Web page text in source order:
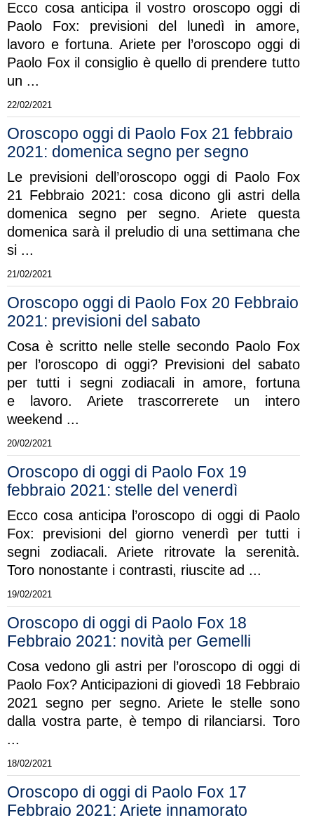
Ecco cosa anticipa il vostro oroscopo oggi di
Paolo Fox: previsioni del lunedì in amore,
lavoro e fortuna. Ariete per l’oroscopo oggi di
Paolo Fox il consiglio è quello di prendere tutto
un ...
22/02/2021
Oroscopo oggi di Paolo Fox 21 febbraio
2021: domenica segno per segno
Le previsioni dell’oroscopo oggi di Paolo Fox
21 Febbraio 2021: cosa dicono gli astri della
domenica segno per segno. Ariete questa
domenica sarà il preludio di una settimana che
si ...
21/02/2021
Oroscopo oggi di Paolo Fox 20 Febbraio
2021: previsioni del sabato
Cosa è scritto nelle stelle secondo Paolo Fox
per l’oroscopo di oggi? Previsioni del sabato
per tutti i segni zodiacali in amore, fortuna
e lavoro. Ariete trascorrerete un intero
weekend ...
20/02/2021
Oroscopo di oggi di Paolo Fox 19
febbraio 2021: stelle del venerdì
Ecco cosa anticipa l’oroscopo di oggi di Paolo
Fox: previsioni del giorno venerdì per tutti i
segni zodiacali. Ariete ritrovate la serenità.
Toro nonostante i contrasti, riuscite ad ...
19/02/2021
Oroscopo di oggi di Paolo Fox 18
Febbraio 2021: novità per Gemelli
Cosa vedono gli astri per l’oroscopo di oggi di
Paolo Fox? Anticipazioni di giovedì 18 Febbraio
2021 segno per segno. Ariete le stelle sono
dalla vostra parte, è tempo di rilanciarsi. Toro
...
18/02/2021
Oroscopo di oggi di Paolo Fox 17
Febbraio 2021: Ariete innamorato